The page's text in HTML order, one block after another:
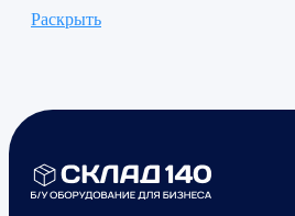
Раскрыть